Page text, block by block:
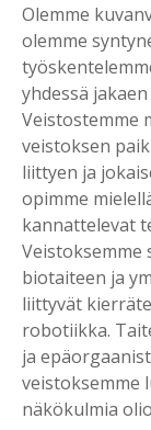
Olemme
olemme
yhdessä
Veistostemme
veistoksen
liittyen ja
opimme
kannattelevat
Veistoksemme
biotaiteen ja
liittyvät
robotiikka.
ja
veistoksemme
näkökulmia